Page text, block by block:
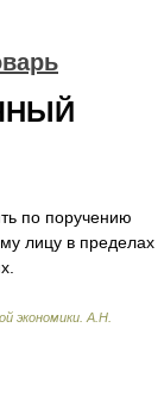
по поручению
лицу в пределах
экономики А.Н.